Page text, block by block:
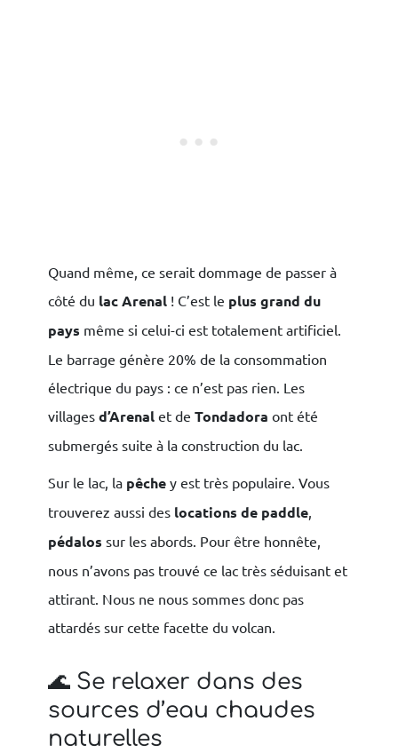
Quand même, ce serait dommage de passer à
côté du lac Arenal! C’est le plus grand du
pays même si celui-ci est totalement artificiel.
Le barrage génère 20% de la consommation
électrique du pays : ce n’est pas rien. Les
villages d’Arenalet de Tondadora ont été
submergés suite à la construction du lac.
Sur le lac, la pêchey est très populaire. Vous
trouverez aussi des locations de paddle,
pédalos sur les abords. Pour être honnête,
nous n’avons pas trouvé ce lac très séduisant et
attirant. Nous ne nous sommes donc pas
attardés sur cette facette du volcan.
🌊 Se relaxer dans des
sources d’eau chaudes
naturelles